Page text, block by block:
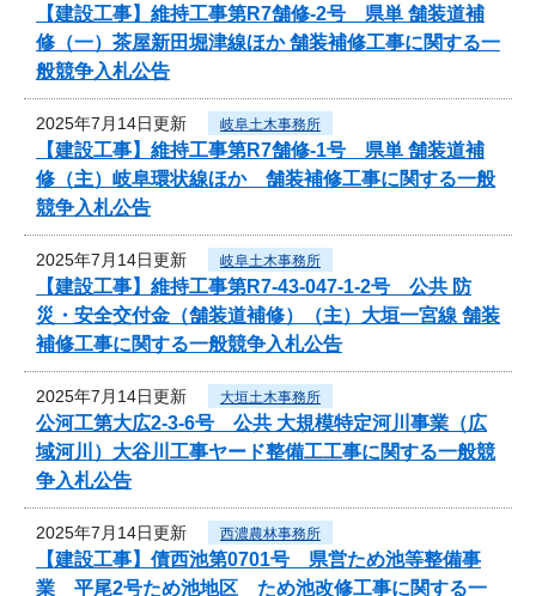
【建設工事】維持工事第R7舗修-2号 県単 舗装道補
修（一）茶屋新田堀津線ほか 舗装補修工事に関する一
般競争入札公告
2025年7月14日更新 岐阜土木事務所
【建設工事】維持工事第R7舗修-1号 県単 舗装道補
修（主）岐阜環状線ほか 舗装補修工事に関する一般
競争入札公告
2025年7月14日更新 岐阜土木事務所
【建設工事】維持工事第R7-43-047-1-2号 公共 防
災・安全交付金（舗装道補修）（主）大垣一宮線 舗装
補修工事に関する一般競争入札公告
2025年7月14日更新 大垣土木事務所
公河工第大広2-3-6号 公共 大規模特定河川事業（広
域河川）大谷川工事ヤード整備工工事に関する一般競
争入札公告
2025年7月14日更新 西濃農林事務所
【建設工事】債西池第0701号 県営ため池等整備事
業 平尾2号ため池地区 ため池改修工事に関する一